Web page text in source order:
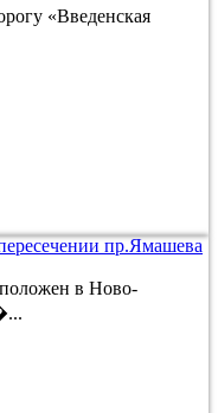
«Введенская
пр.Ямашева
в Ново-